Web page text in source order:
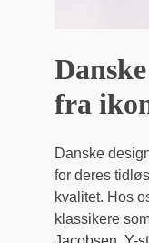
fra
Danske
for deres
kvalitet. Hos
klassikere